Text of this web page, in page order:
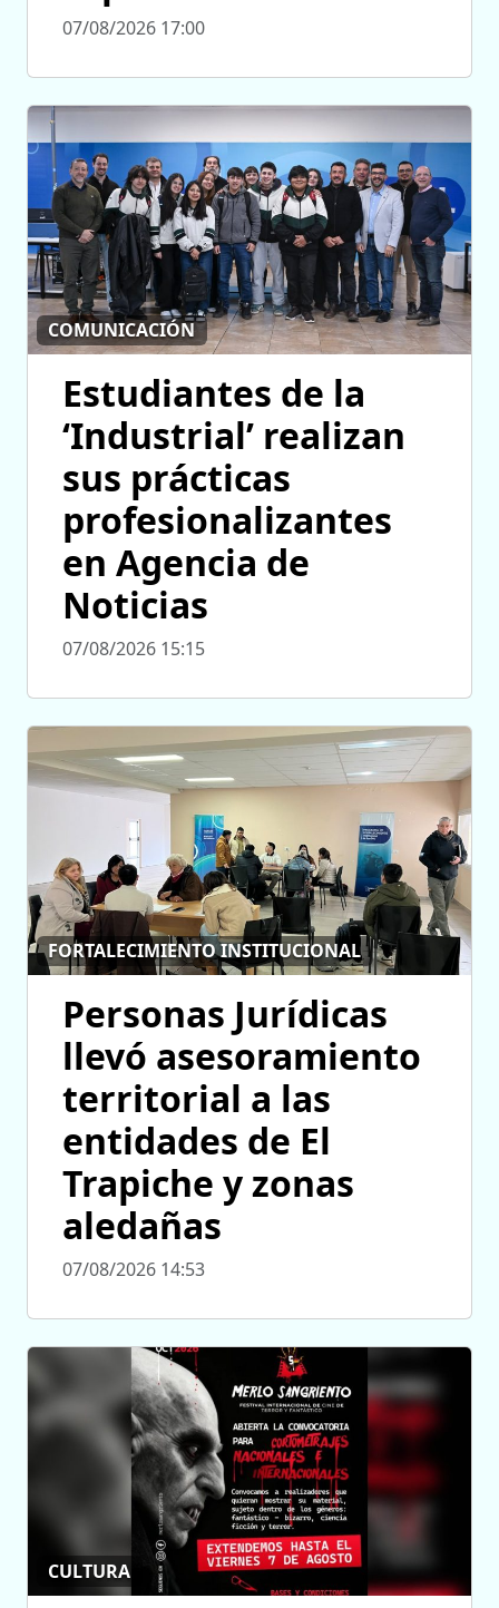
07/08/2026 17:00
COMUNICACIÓN
Estudiantes de la
‘Industrial’ realizan
sus prácticas
profesionalizantes
en Agencia de
Noticias
07/08/2026 15:15
FORTALECIMIENTO INSTITUCIONAL
Personas Jurídicas
llevó asesoramiento
territorial a las
entidades de El
Trapiche y zonas
aledañas
07/08/2026 14:53
CULTURA